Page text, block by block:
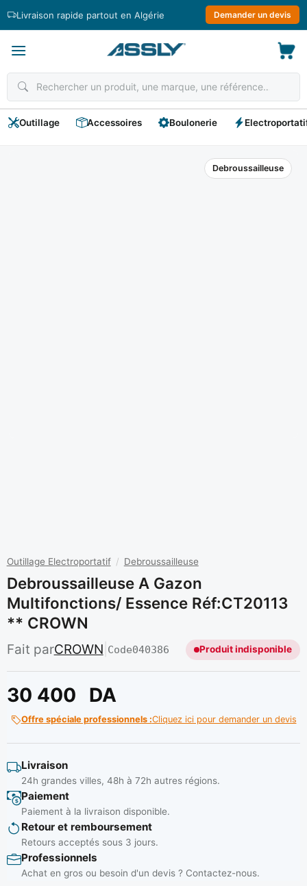
Livraison rapide partout en Algérie Demander un devis
Outillage Accessoires Boulonerie
Debroussailleuse
Outillage Electroportatif / Debroussailleuse
Debroussailleuse A Gazon
Multifonctions/ Essence Réf:CT20113
** CROWN
Fait parCROWN Code040386 Produit indisponible
30 400 DA
Offre spéciale professionnels :Cliquez ici pour demander un devis
Livraison
24h grandes villes, 48h à 72h autres régions.
Paiement
Paiement à la livraison disponible.
Retour et remboursement
Retours acceptés sous 3 jours.
Professionnels
Achat en gros ou besoin d'un devis ? Contactez-nous.